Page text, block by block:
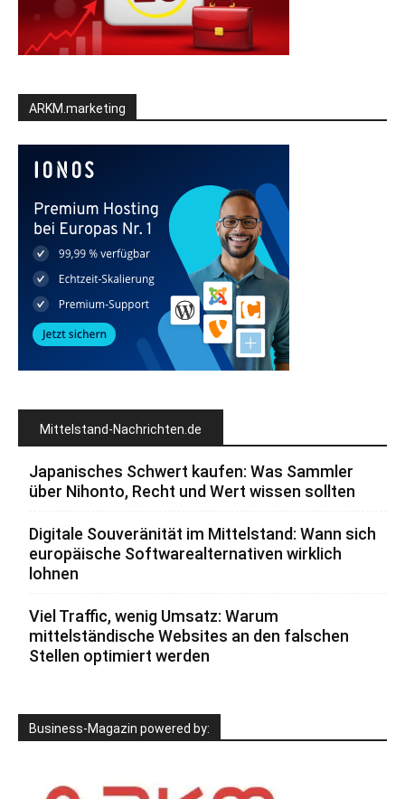
ARKM.marketing
Mittelstand-Nachrichten.de
Japanisches Schwert kaufen: Was Sammler
über Nihonto, Recht und Wert wissen sollten
Digitale Souveränität im Mittelstand: Wann sich
europäische Softwarealternativen wirklich
lohnen
Viel Traffic, wenig Umsatz: Warum
mittelständische Websites an den falschen
Stellen optimiert werden
Business-Magazin powered by: